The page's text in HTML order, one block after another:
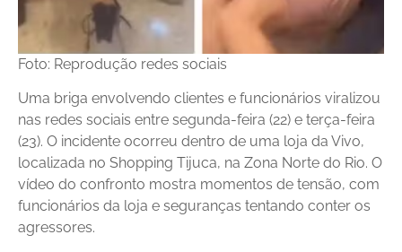
Foto: Reprodução redes sociais
Uma briga envolvendo clientes e funcionários viralizou
nas redes sociais entre segunda-feira (22) e terça-feira
(23). O incidente ocorreu dentro de uma loja da Vivo,
localizada no Shopping Tijuca, na Zona Norte do Rio. O
vídeo do confronto mostra momentos de tensão, com
funcionários da loja e seguranças tentando conter os
agressores.